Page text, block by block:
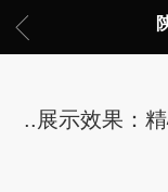
..展示效果：